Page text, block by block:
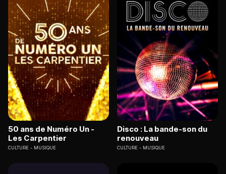
50 ans de Numéro Un -
Les Carpentier
CULTURE MUSIQUE
Disco : La bande-son du
renouveau
CULTURE MUSIQUE